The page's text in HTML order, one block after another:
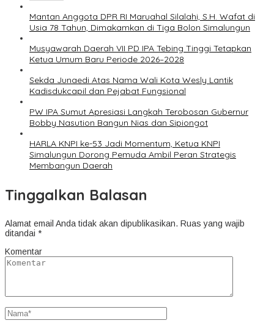
Mantan Anggota DPR RI Maruahal Silalahi, S.H. Wafat di
Usia 78 Tahun, Dimakamkan di Tiga Bolon Simalungun
Musyawarah Daerah VII PD IPA Tebing Tinggi Tetapkan
Ketua Umum Baru Periode 2026–2028
Sekda Junaedi Atas Nama Wali Kota Wesly Lantik
Kadisdukcapil dan Pejabat Fungsional
PW IPA Sumut Apresiasi Langkah Terobosan Gubernur
Bobby Nasution Bangun Nias dan Sipiongot
HARLA KNPI ke-53 Jadi Momentum, Ketua KNPI
Simalungun Dorong Pemuda Ambil Peran Strategis
Membangun Daerah
Tinggalkan Balasan
Alamat email Anda tidak akan dipublikasikan. Ruas yang wajib
ditandai *
Komentar